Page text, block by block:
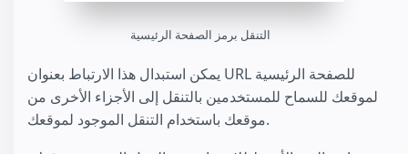
التنقل برمز الصفحة الرئيسية
يمكن استبدال هذا الارتباط بعنوان URL للصفحة الرئيسية
لموقعك للسماح للمستخدمين بالتنقل إلى الأجزاء الأخرى من
موقعك باستخدام التنقل الموجود لموقعك.